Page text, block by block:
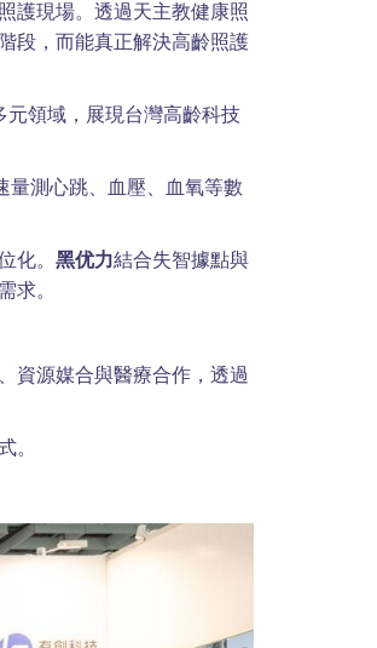
護現場。透過天主教健康照
段，而能真正解決高齡照護
元領域，展現台灣高齡科技
量測心跳、血壓、血氧等數
化。 黑优力結合失智據點與
求。
資源媒合與醫療合作，透過
。